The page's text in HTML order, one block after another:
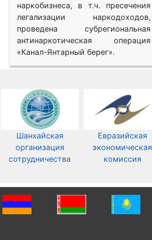
наркобизнеса, в т.ч. пресечения
легализации наркодоходов,
проведена субрегиональная
антинаркотическая операция
«Канал-Янтарный берег».
Шанхайская
организация
сотрудничества
Евразийская
экономическая
комиссия